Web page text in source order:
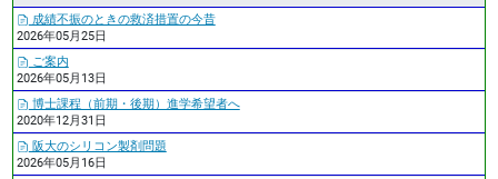
成績不振のときの救済措置の今昔
2026年05月25日
ご案内
2026年05月13日
博士課程（前期・後期）進学希望者へ
2020年12月31日
阪大のシリコン製剤問題
2026年05月16日